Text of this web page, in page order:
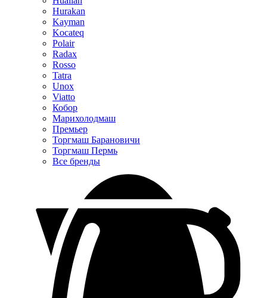
Hurakan
Kayman
Kocateq
Polair
Radax
Rosso
Tatra
Unox
Viatto
Кобор
Марихолодмаш
Премьер
Торгмаш Барановичи
Торгмаш Пермь
Все бренды